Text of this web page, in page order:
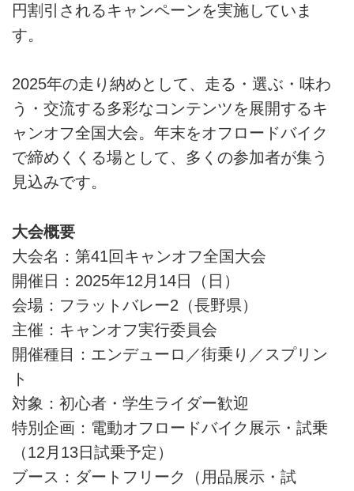
円割引されるキャンペーンを実施していま
す。
2025年の走り納めとして、走る・選ぶ・味わ
う・交流する多彩なコンテンツを展開するキ
ャンオフ全国大会。年末をオフロードバイク
で締めくくる場として、多くの参加者が集う
見込みです。
大会概要
大会名：第41回キャンオフ全国大会
開催日：2025年12月14日（日）
会場：フラットバレー2（長野県）
主催：キャンオフ実行委員会
開催種目：エンデューロ／街乗り／スプリン
ト
対象：初心者・学生ライダー歓迎
特別企画：電動オフロードバイク展示・試乗
（12月13日試乗予定）
ブース：ダートフリーク（用品展示・試